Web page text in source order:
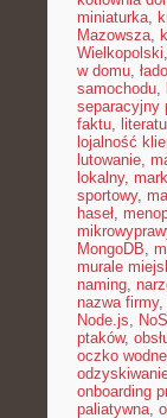
miniaturka,
Mazowsza,
Wielkopolski,
w domu,
samochodu,
separacyjny
faktu,
lojalność
lutowanie,
lokalny,
sportowy,
haseł,
MongoDB,
murale
naming,
nazwa firmy,
Node.js,
ptaków,
oczko wodne
onboarding
paliatywna,